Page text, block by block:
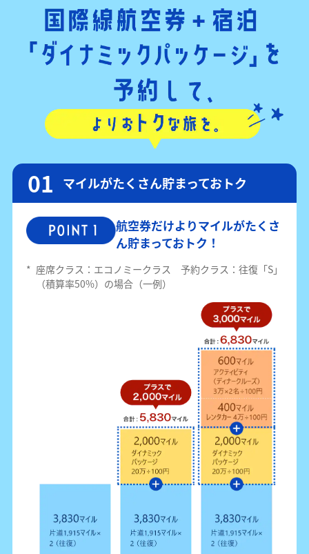
マイルがたくさん貯まっておトク
航空券だけよりマイルがたくさ
ん貯まっておトク！
* 座席クラス：エコノミークラス 予約クラス：往復「S」
（積算率50%）の場合（一例）